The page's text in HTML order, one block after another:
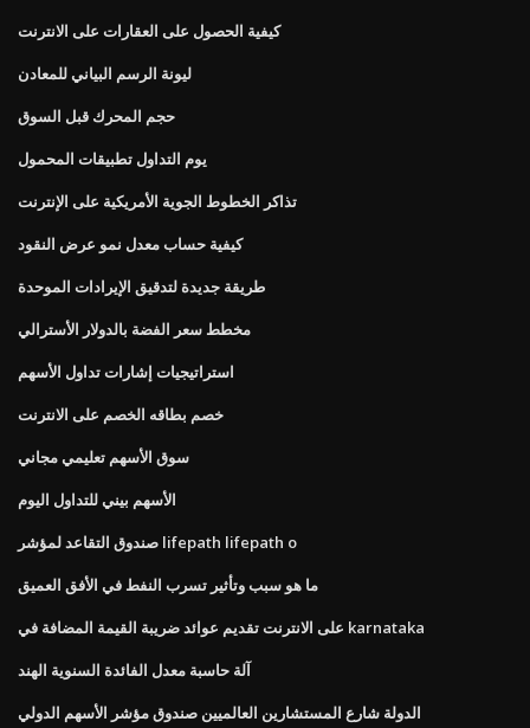
كيفية الحصول على العقارات على الانترنت
ليونة الرسم البياني للمعادن
حجم المحرك قبل السوق
يوم التداول تطبيقات المحمول
تذاكر الخطوط الجوية الأمريكية على الإنترنت
كيفية حساب معدل نمو عرض النقود
طريقة جديدة لتدقيق الإيرادات الموحدة
مخطط سعر الفضة بالدولار الأسترالي
استراتيجيات إشارات تداول الأسهم
خصم بطاقه الخصم على الانترنت
سوق الأسهم تعليمي مجاني
الأسهم بيني للتداول اليوم
صندوق التقاعد لمؤشر lifepath lifepath o
ما هو سبب وتأثير تسرب النفط في الأفق العميق
على الانترنت تقديم عوائد ضريبة القيمة المضافة في karnataka
آلة حاسبة معدل الفائدة السنوية الهند
الدولة شارع المستشارين العالميين صندوق مؤشر الأسهم الدولي